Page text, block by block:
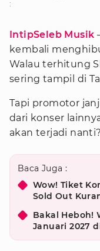
:
IntipSeleb Musik
kembali
Walau terhitung
sering tampil di
Tapi promotor
dari konser
akan terjadi
Baca Juga :
Wow! Tiket
Sold Out
Bakal Heboh!
Januari 2027